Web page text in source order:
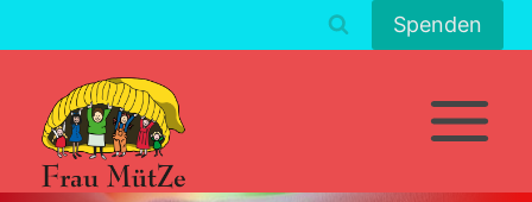
Inhalt
Spenden